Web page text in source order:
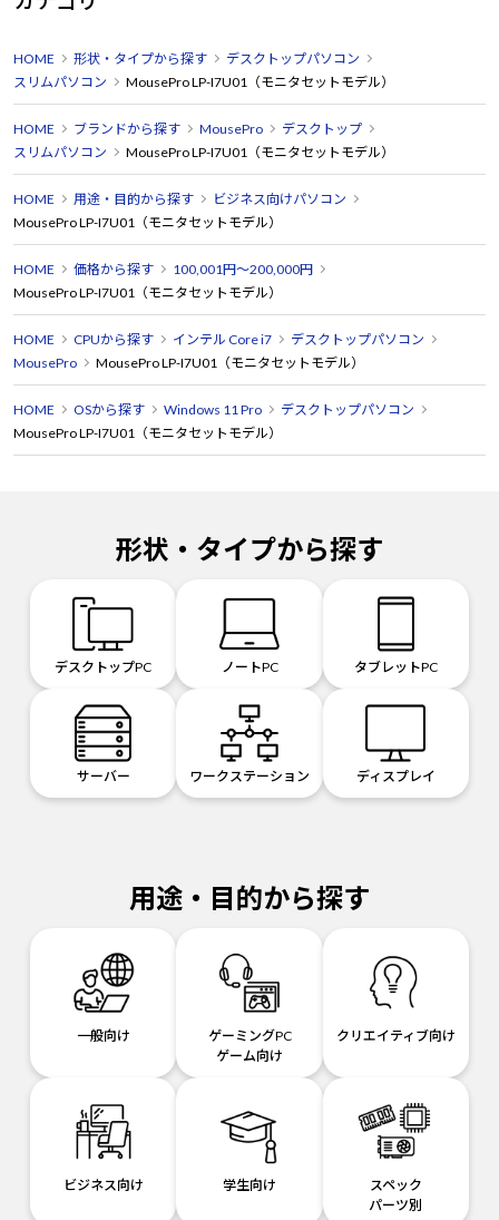
HOME 形状・タイプから探す
デスクトップパソコン
スリムパソコン
MousePro LP-I7U01（モニタセットモデル）
HOME ブランドから探す MousePro
デスクトップ
スリムパソコン
MousePro LP-I7U01（モニタセットモデル）
HOME 用途・目的から探す
ビジネス向けパソコン
MousePro LP-I7U01（モニタセットモデル）
HOME 価格から探す
100,001円～200,000円
MousePro LP-I7U01（モニタセットモデル）
HOME CPUから探す インテル Core i7
デスクトップパソコン
MousePro
MousePro LP-I7U01（モニタセットモデル）
HOME OSから探す Windows 11 Pro
デスクトップパソコン
MousePro LP-I7U01（モニタセットモデル）
形状・タイプから探す
デスクトップPC ノートPC タブレットPC
サーバー ワークステーション ディスプレイ
用途・目的から探す
一般向け
ゲーミングPC
ゲーム向け
クリエイティブ向け
ビジネス向け 学生向け
スペック
パーツ別